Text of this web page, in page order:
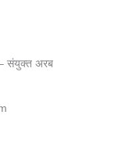
संयुक्त अरब